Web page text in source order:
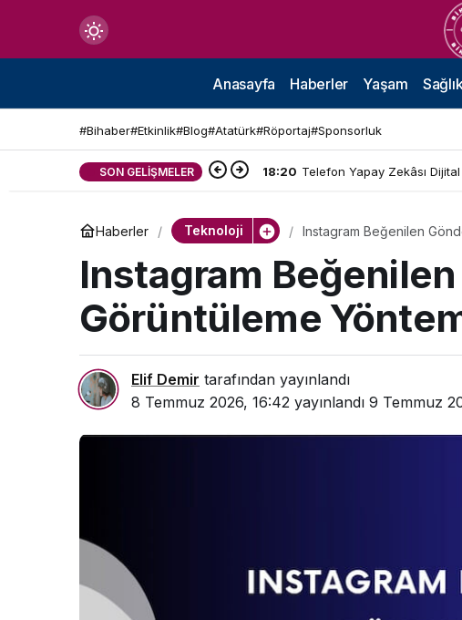
Mod
değiştir
Anasayfa Haberler Yaşam
#Bihaber#Etkinlik#Blog#Atatürk#Röportaj#Sponsorluk
SON GELIŞMELER 18:20 Telefon Yapay Zekâsı Dijital
Haberler Teknoloji Instagram Beğenilen
Instagram
Görüntüleme
Elif Demir tarafından yayınlandı
8 Temmuz 2026, 16:42 yayınlandı 9 Temmuz